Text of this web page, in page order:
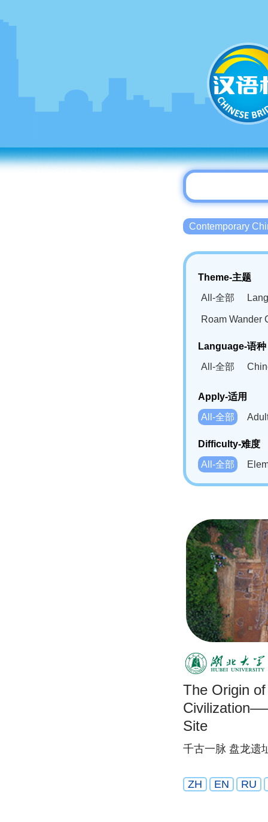
Contemporary
Theme-主题
All-全部
Roam Wander
Language-语种
All-全部
Bahasa
Swahili(SW)-
Apply-适用
All-全部
Difficulty-难度
All-全部
The Origin
Site
千古一脉 盘龙遗
ZH EN RU